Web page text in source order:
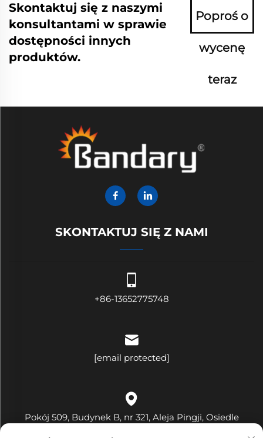
Skontaktuj się z naszymi
konsultantami w sprawie
dostępności innych
produktów.
Poproś o
wycenę
teraz
SKONTAKTUJ SIĘ Z NAMI
+86-13652775748
[email protected]
Pokój 509, Budynek B, nr 321, Aleja Pingji, Osiedle